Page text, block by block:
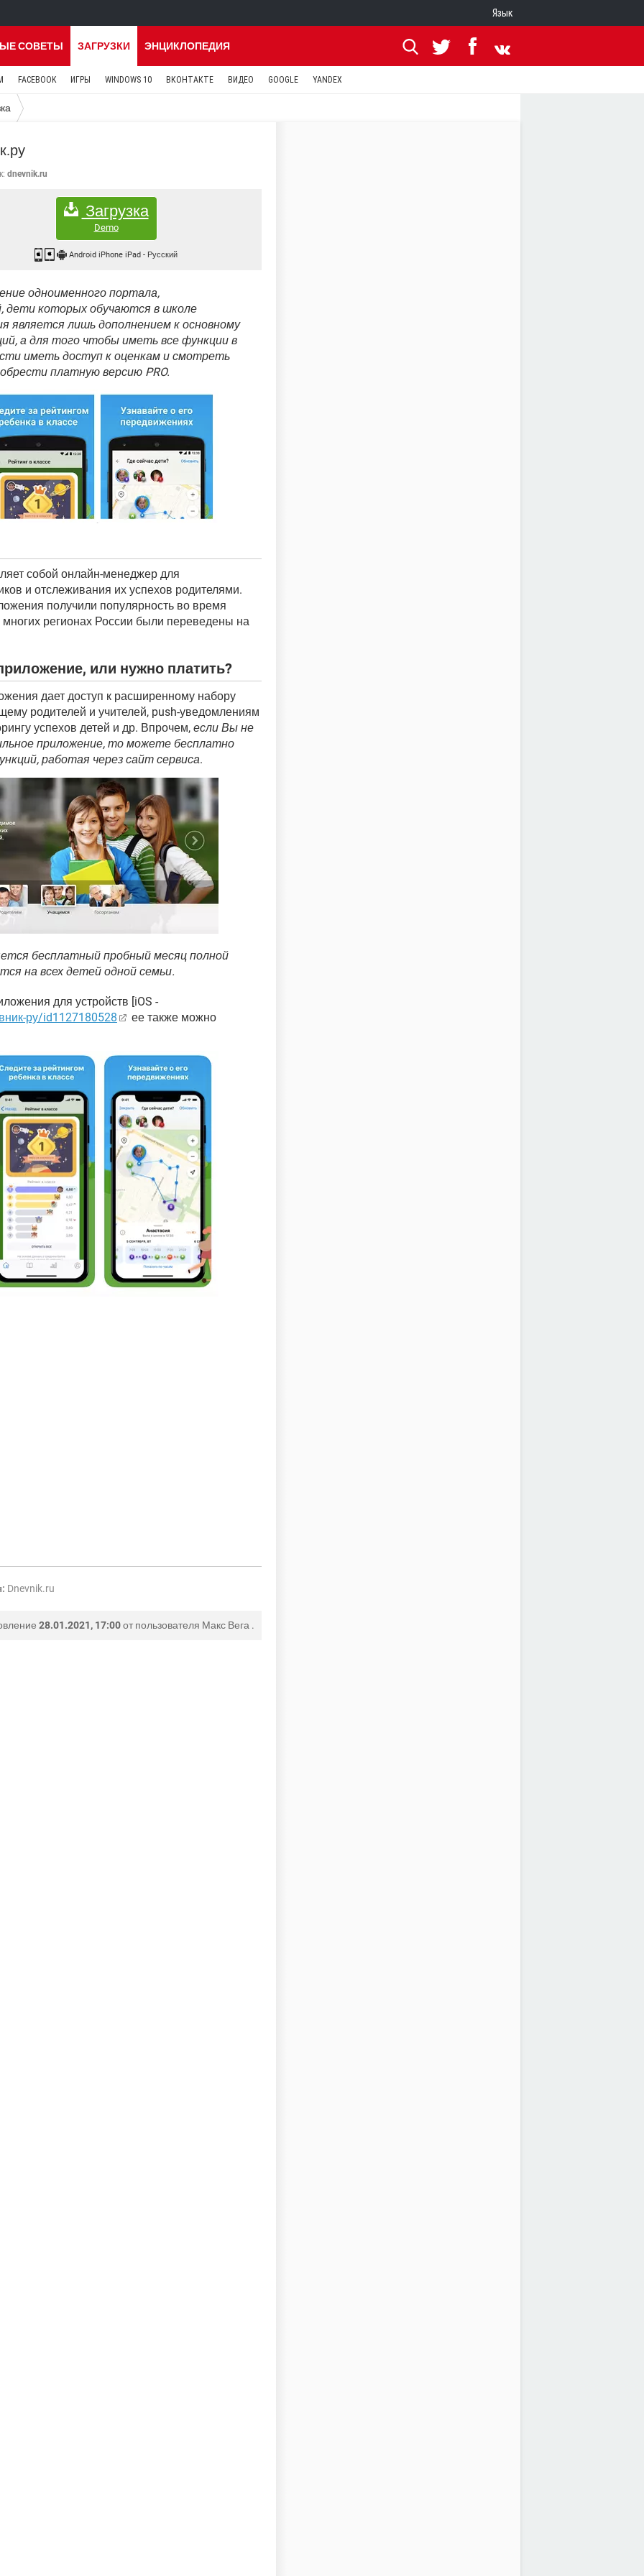
Язык
СОВЕТЫ ЗАГРУЗКИ ЭНЦИКЛОПЕДИЯ
FACEBOOK ИГРЫ WINDOWS 10 ВКОНТАКТЕ ВИДЕО GOOGLE YANDEX
dnevnik.ru
Загрузка
Demo
Android iPhone iPad - Русский
одноименного портала,
дети которых обучаются в школе
является лишь дополнением к основному
а для того чтобы иметь все функции в
иметь доступ к оценкам и смотреть
платную версию PRO.
собой онлайн-менеджер для
и отслеживания их успехов родителями.
получили популярность во время
регионах России были переведены на
или нужно платить?
дает доступ к расширенному набору
родителей и учителей, push-уведомлениям
успехов детей и др. Впрочем, если Вы не
приложение, то можете бесплатно
работая через сайт сервиса.
бесплатный пробный месяц полной
на всех детей одной семьи.
для устройств [iOS -
ру/id1127180528
ее также можно
Dnevnik.ru
28.01.2021, 17:00от пользователя Макс Вега .